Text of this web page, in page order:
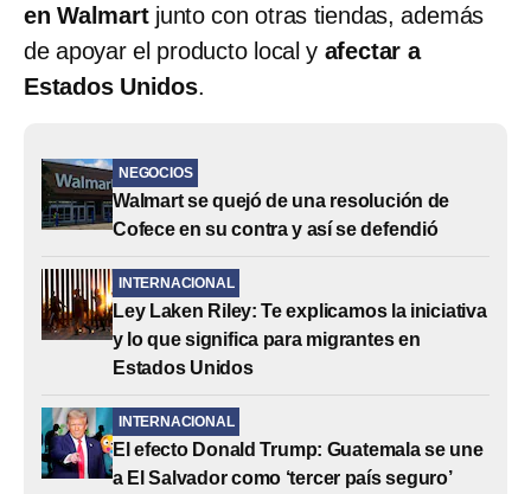
en Walmartjunto con otras tiendas, además
de apoyar el producto local y afectar a
Estados Unidos.
NEGOCIOS
Walmart se quejó de una resolución de
Cofece en su contra y así se defendió
INTERNACIONAL
Ley Laken Riley: Te explicamos la iniciativa
y lo que significa para migrantes en
Estados Unidos
INTERNACIONAL
El efecto Donald Trump: Guatemala se une
a El Salvador como ‘tercer país seguro’